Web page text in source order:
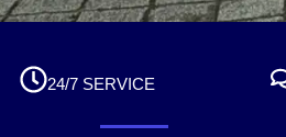
24/7 SERVICE